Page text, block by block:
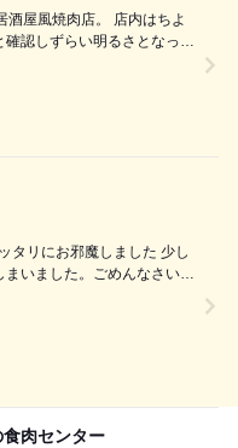
肉店。 店内はちよ
認しずらい明るさとなって
分宴会コースにて堪能
いました。ごめんなさい
肉センター